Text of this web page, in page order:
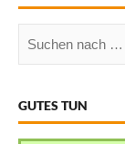
GUTES TUN